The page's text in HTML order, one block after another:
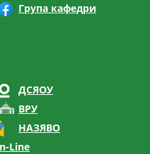
Група кафедри
ДСЯОУ
ВРУ
НАЗЯВО
Line